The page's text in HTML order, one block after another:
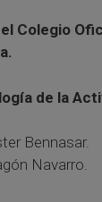
Colegio
de la
Bennasar.
Navarro.